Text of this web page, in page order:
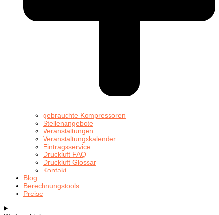
gebrauchte Kompressoren
Stellenangebote
Veranstaltungen
Veranstaltungskalender
Eintragsservice
Druckluft FAQ
Druckluft Glossar
Kontakt
Blog
Berechnungstools
Preise